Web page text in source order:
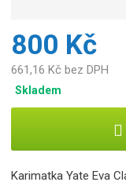
800 Kč
661,16 Kč bez DPH
Skladem
Karimatka Yate Eva